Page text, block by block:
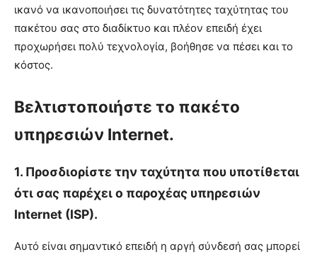
ικανό να ικανοποιήσει τις δυνατότητες ταχύτητας του
πακέτου σας στο διαδίκτυο και πλέον επειδή έχει
προχωρήσει πολύ τεχνολογία, βοήθησε να πέσει και το
κόστος.
Βελτιστοποιήστε το πακέτο
υπηρεσιών Internet.
1. Προσδιορίστε την ταχύτητα που υποτίθεται
ότι σας παρέχει ο παροχέας υπηρεσιών
Internet (ISP).
Αυτό είναι σημαντικό επειδή η αργή σύνδεσή σας μπορεί